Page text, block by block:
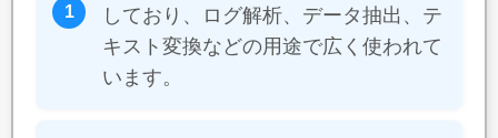
1
しており、ログ解析、データ抽出、テ
キスト変換などの用途で広く使われて
います。